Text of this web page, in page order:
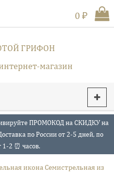
ГРИФОН
магазин
0 ₽
ПРОМОКОД на СКИДКУ на
по России от 2-5 дней, по
2 ⏰ часов.
икона Семистрельная из